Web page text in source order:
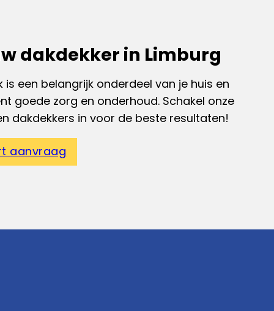
dakdekker in Limburg
is een belangrijk onderdeel van je huis en
goede zorg en onderhoud. Schakel onze
dakdekkers in voor de beste resultaten!
aanvraag